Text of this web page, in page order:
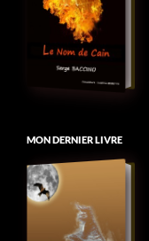
MON DERNIER LIVRE